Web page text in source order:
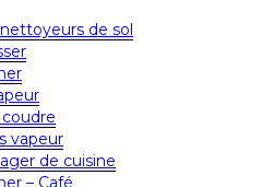
de sol
vapeur
de cuisine
– Café